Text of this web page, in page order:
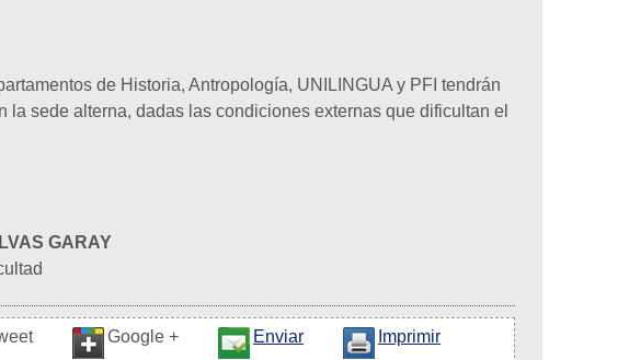
de Historia, Antropología, UNILINGUA y PFI tendrán
la sede alterna, dadas las condiciones externas que dificultan el
GARAY
Google + Enviar Imprimir